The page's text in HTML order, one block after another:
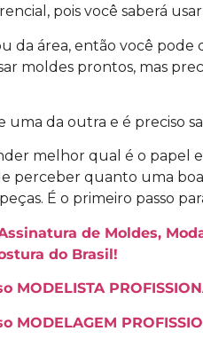
pois você saberá
da área, então você
moldes prontos, mas
uma da outra e é preciso
melhor qual é o papel
perceber quanto uma
É o primeiro passo
de Moldes,
do Brasil!
MODELISTA
MODELAGEM